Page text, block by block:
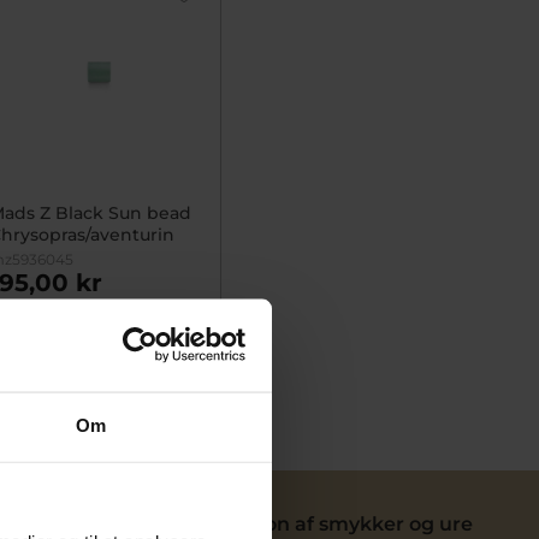
Om
Z Black Sun bead
aventurin
kr
Reparation af smykker og ure